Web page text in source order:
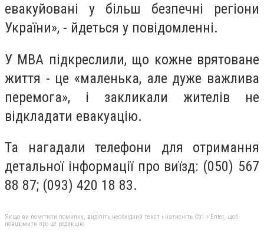
евакуйовані у більш безпечні регіони
України», - йдеться у повідомленні.
У МВА підкреслили, що кожне врятоване
життя - це «маленька, але дуже важлива
перемога», і закликали жителів не
відкладати евакуацію.
Та нагадали телефони для отримання
детальної інформації про виїзд: (050) 567
88 87; (093) 420 18 83.
Якщо ви помітили помилку, виділіть необхідний текст і натисніть Ctrl + Enter, щоб
повідомити про це редакцію